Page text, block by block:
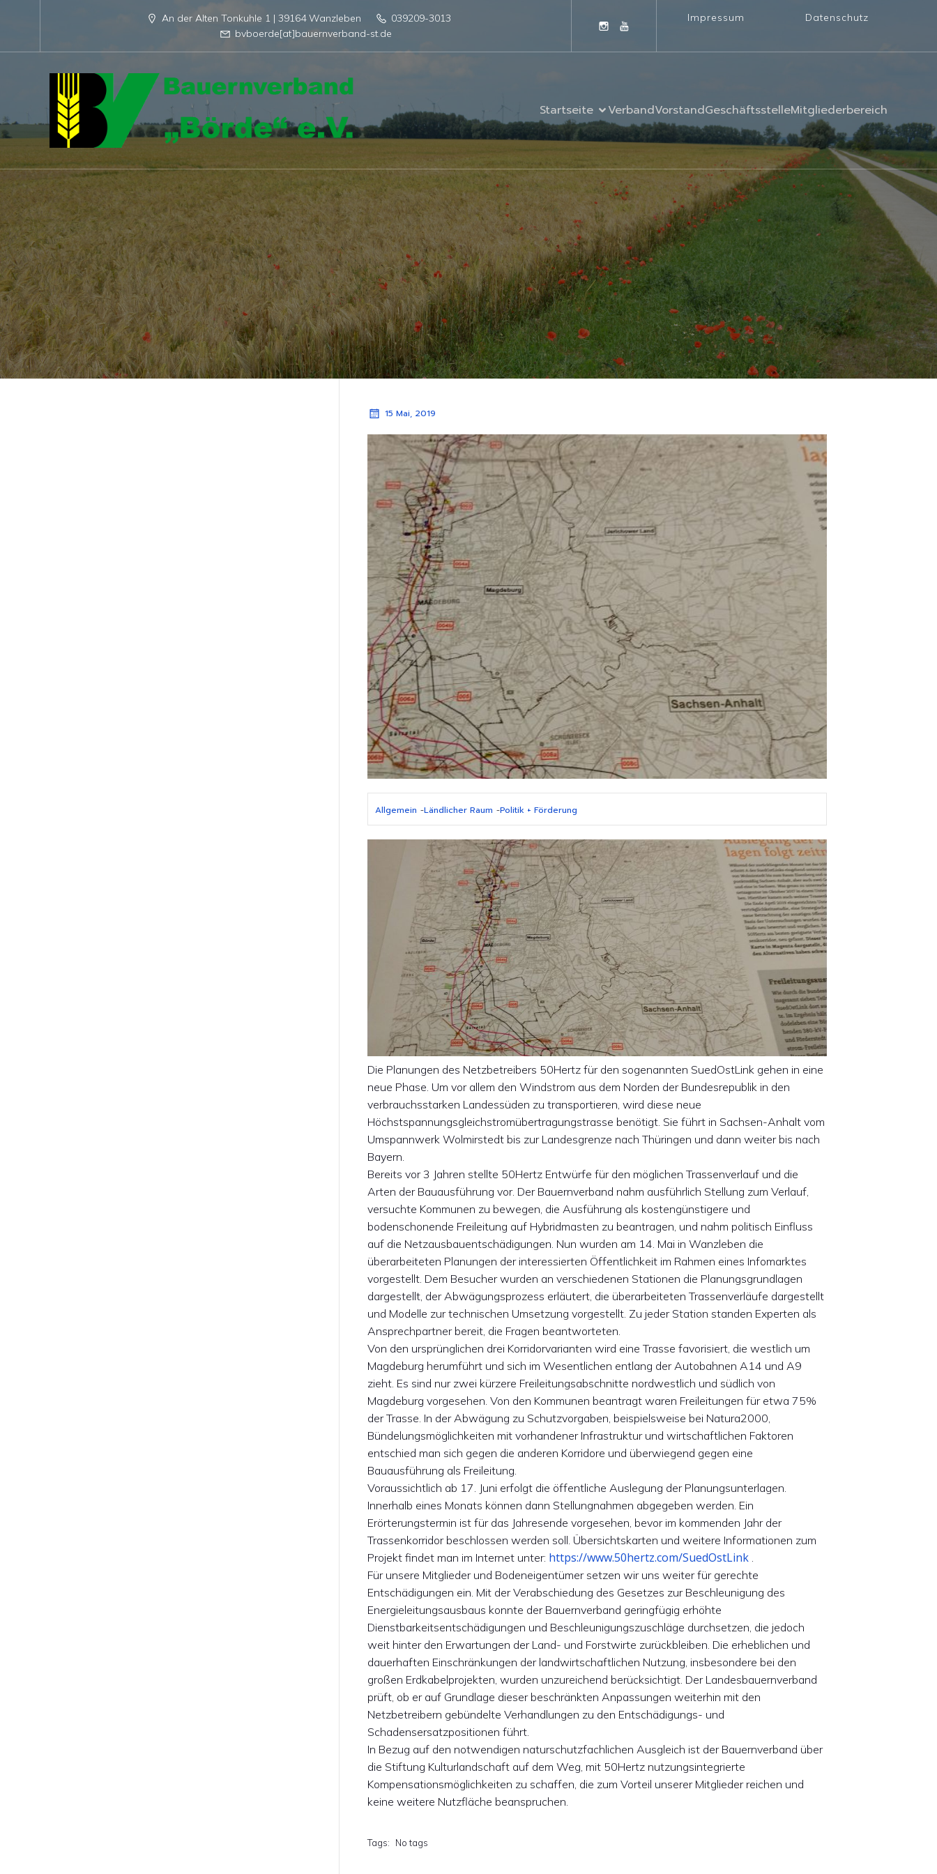
An der Alten Tonkuhle 1 | 39164 Wanzleben
039209-3013
bvboerde[at]bauernverband-st.de
Impressum Datenschutz
Startseite VerbandVorstandGeschäftsstelleMitgliederbereich
15 Mai, 2019
Allgemein -Ländlicher Raum -Politik + Förderung
Die Planungen des Netzbetreibers 50Hertz für den sogenannten SuedOstLink gehen in eine
neue Phase. Um vor allem den Windstrom aus dem Norden der Bundesrepublik in den
verbrauchsstarken Landessüden zu transportieren, wird diese neue
Höchstspannungsgleichstromübertragungstrasse benötigt. Sie führt in Sachsen-Anhalt vom
Umspannwerk Wolmirstedt bis zur Landesgrenze nach Thüringen und dann weiter bis nach
Bayern.
Bereits vor 3 Jahren stellte 50Hertz Entwürfe für den möglichen Trassenverlauf und die
Arten der Bauausführung vor. Der Bauernverband nahm ausführlich Stellung zum Verlauf,
versuchte Kommunen zu bewegen, die Ausführung als kostengünstigere und
bodenschonende Freileitung auf Hybridmasten zu beantragen, und nahm politisch Einfluss
auf die Netzausbauentschädigungen. Nun wurden am 14. Mai in Wanzleben die
überarbeiteten Planungen der interessierten Öffentlichkeit im Rahmen eines Infomarktes
vorgestellt. Dem Besucher wurden an verschiedenen Stationen die Planungsgrundlagen
dargestellt, der Abwägungsprozess erläutert, die überarbeiteten Trassenverläufe dargestellt
und Modelle zur technischen Umsetzung vorgestellt. Zu jeder Station standen Experten als
Ansprechpartner bereit, die Fragen beantworteten.
Von den ursprünglichen drei Korridorvarianten wird eine Trasse favorisiert, die westlich um
Magdeburg herumführt und sich im Wesentlichen entlang der Autobahnen A14 und A9
zieht. Es sind nur zwei kürzere Freileitungsabschnitte nordwestlich und südlich von
Magdeburg vorgesehen. Von den Kommunen beantragt waren Freileitungen für etwa 75%
der Trasse. In der Abwägung zu Schutzvorgaben, beispielsweise bei Natura2000,
Bündelungsmöglichkeiten mit vorhandener Infrastruktur und wirtschaftlichen Faktoren
entschied man sich gegen die anderen Korridore und überwiegend gegen eine
Bauausführung als Freileitung.
Voraussichtlich ab 17. Juni erfolgt die öffentliche Auslegung der Planungsunterlagen.
Innerhalb eines Monats können dann Stellungnahmen abgegeben werden. Ein
Erörterungstermin ist für das Jahresende vorgesehen, bevor im kommenden Jahr der
Trassenkorridor beschlossen werden soll. Übersichtskarten und weitere Informationen zum
Projekt findet man im Internet unter: https://www.50hertz.com/SuedOstLink .
Für unsere Mitglieder und Bodeneigentümer setzen wir uns weiter für gerechte
Entschädigungen ein. Mit der Verabschiedung des Gesetzes zur Beschleunigung des
Energieleitungsausbaus konnte der Bauernverband geringfügig erhöhte
Dienstbarkeitsentschädigungen und Beschleunigungszuschläge durchsetzen, die jedoch
weit hinter den Erwartungen der Land- und Forstwirte zurückbleiben. Die erheblichen und
dauerhaften Einschränkungen der landwirtschaftlichen Nutzung, insbesondere bei den
großen Erdkabelprojekten, wurden unzureichend berücksichtigt. Der Landesbauernverband
prüft, ob er auf Grundlage dieser beschränkten Anpassungen weiterhin mit den
Netzbetreibern gebündelte Verhandlungen zu den Entschädigungs- und
Schadensersatzpositionen führt.
In Bezug auf den notwendigen naturschutzfachlichen Ausgleich ist der Bauernverband über
die Stiftung Kulturlandschaft auf dem Weg, mit 50Hertz nutzungsintegrierte
Kompensationsmöglichkeiten zu schaffen, die zum Vorteil unserer Mitglieder reichen und
keine weitere Nutzfläche beanspruchen.
Tags: No tags